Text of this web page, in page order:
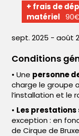
+ frais de
matériel
sept. 2025 - août
Conditions
• Une personne
charge le groupe
l’installation et le
• Les prestations
exception : en
de Cirque de